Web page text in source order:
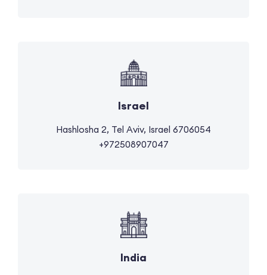
Israel
Hashlosha 2, Tel Aviv, Israel 6706054
+972508907047
India